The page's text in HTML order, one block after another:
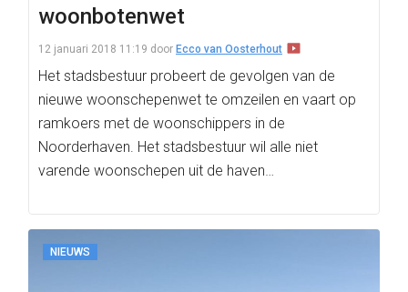
woonbotenwet
12 januari 2018 11:19 door Ecco van Oosterhout
Het stadsbestuur probeert de gevolgen van de
nieuwe woonschepenwet te omzeilen en vaart op
ramkoers met de woonschippers in de
Noorderhaven. Het stadsbestuur wil alle niet
varende woonschepen uit de haven…
NIEUWS